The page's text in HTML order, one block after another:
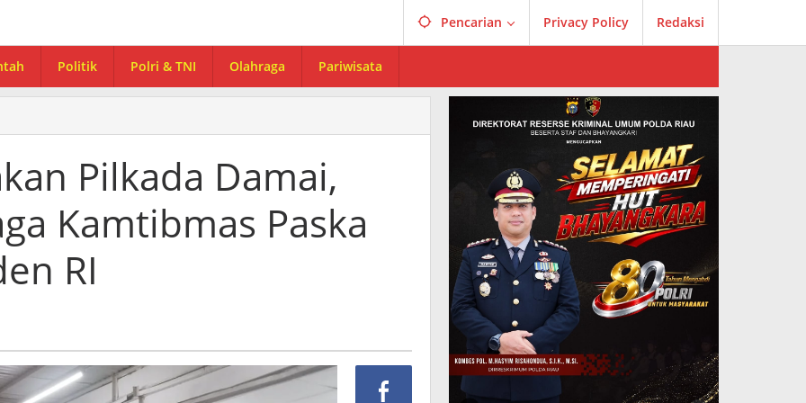
Pencarian Privacy Policy Redaksi
Politik Polri & TNI Olahraga Pariwisata
Pilkada Damai,
Kamtibmas Paska
RI